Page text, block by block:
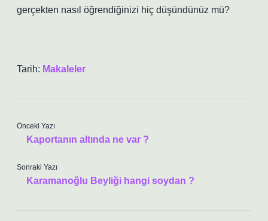
gerçekten nasıl öğrendiğinizi hiç düşündünüz mü?
Tarih: Makaleler
Önceki Yazı
Kaportanın altında ne var ?
Sonraki Yazı
Karamanoğlu Beyliği hangi soydan ?